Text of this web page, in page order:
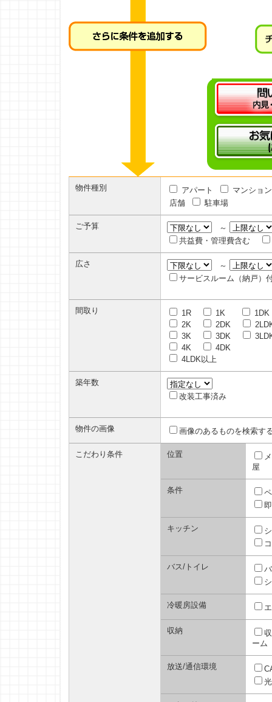
物件種別 アパート
マンション
店舗
駐車場
ご予算
～
共益費・管理費含む
広さ
～
サービスルーム（納戸）
間取り 1R 1K
1DK
2K
2DK
3K
3DK
4K
4DK
4LDK以上
築年数
改装工事済み
物件の画像 画像のあるものを検索す
こだわり条件 位置
屋
条件
キッチン
バス/トイレ
冷暖房設備
収納
ーム
放送/通信環境